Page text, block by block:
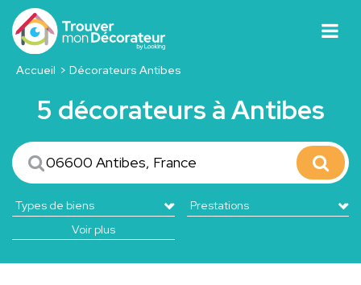
Accueil Décorateurs Antibes
5 décorateurs à Antibes
Voir plus